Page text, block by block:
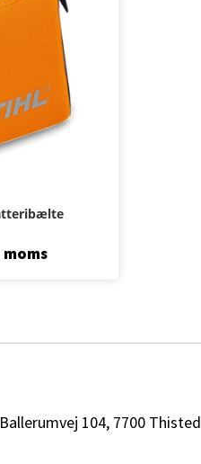
Ballerumvej 104, 7700 Thisted